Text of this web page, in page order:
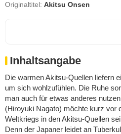
Originaltitel: Akitsu Onsen
Inhaltsangabe
Die warmen Akitsu-Quellen liefern
um sich wohlzufühlen. Die Ruhe
man auch für etwas anderes
(Hiroyuki Nagato) möchte kurz vor
Weltkriegs in den Akitsu-Quellen
Denn der Japaner leidet an